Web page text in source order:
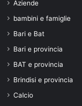
Aziende
bambini e famiglie
Bari e Bat
Bari e provincia
BAT e provincia
Brindisi e provincia
Calcio